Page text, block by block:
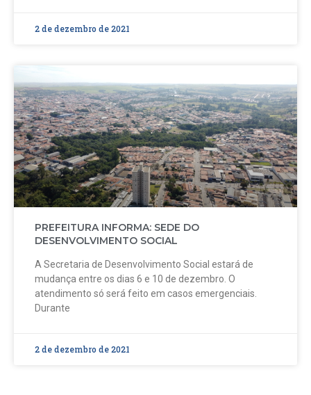
2 de dezembro de 2021
PREFEITURA INFORMA: SEDE DO
DESENVOLVIMENTO SOCIAL
A Secretaria de Desenvolvimento Social estará de
mudança entre os dias 6 e 10 de dezembro. O
atendimento só será feito em casos emergenciais.
Durante
2 de dezembro de 2021